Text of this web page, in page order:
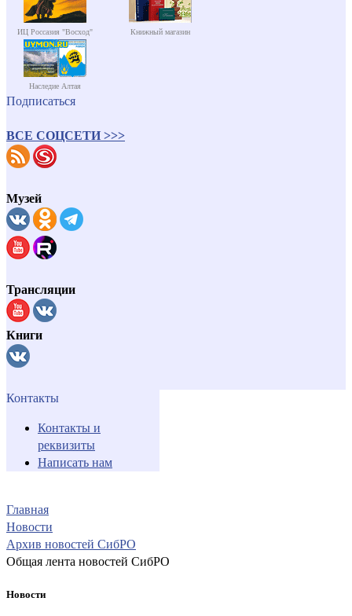
ИЦ Россазия "Восход" Книжный магазин
Наследие Алтая
Подписаться
ВСЕ СОЦСЕТИ >>>
Музей
Трансляции
Книги
Контакты
Контакты и
реквизиты
Написать нам
Главная
Новости
Архив новостей СибРО
Общая лента новостей СибРО
Новости